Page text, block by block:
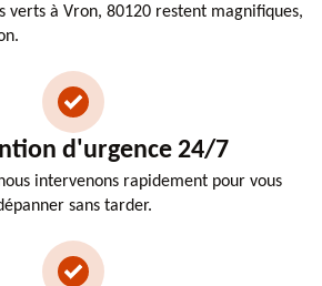
verts à Vron, 80120 restent magnifiques,
d'urgence 24/7
intervenons rapidement pour vous
sans tarder.